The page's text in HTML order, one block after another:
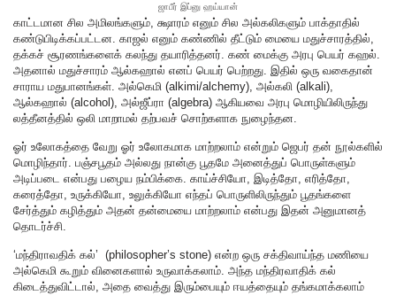
ஜாபீர் இப்னு ஹய்யான்
காட்டமான சில அமிலங்களும், க்ஷாரம் எனும் சில அல்கலிகளும் பாக்தாதில்
கண்டுபிடிக்கப்பட்டன. காஜல் எனும் கண்ணில் தீட்டும் மையை மதுச்சாரத்தில்,
தக்கச் சூரணங்களைக் கலந்து தயாரித்தனர். கண் மைக்கு அரபு பெயர் கஹல்.
அதனால் மதுச்சாரம் ஆல்கஹால் எனப் பெயர் பெற்றது. இதில் ஒரு வகைதான்
சாராய மதுபானங்கள். அல்கெமி (alkimi/alchemy), அல்கலி (alkali),
ஆல்கஹால் (alcohol), அல்ஜீப்ரா (algebra) ஆகியவை அரபு மொழியிலிருந்து
லத்தீனத்தில் ஒலி மாறாமல் தற்பவச் சொற்களாக நுழைந்தன.
ஓர் உலோகத்தை வேறு ஓர் உலோகமாக மாற்றலாம் என்றும் ஜெபர் தன் நூல்களில்
மொழிந்தார். பஞ்சபூதம் அல்லது நான்கு பூதமே அனைத்துப் பொருள்களும்
அடிப்படை என்பது பழைய நம்பிக்கை. காய்ச்சியோ, இடித்தோ, எரித்தோ,
கரைத்தோ, உருக்கியோ, உலுக்கியோ எந்தப் பொருளிலிருந்தும் பூதங்களை
சேர்த்தும் கழித்தும் அதன் தன்மையை மாற்றலாம் என்பது இதன் அனுமானத்
தொடர்ச்சி.
‘மந்திராவதிக் கல்’ (philosopher’s stone) என்ற ஒரு சக்திவாய்ந்த மணியை
அல்கெமி கூறும் வினைகளால் உருவாக்கலாம். அந்த மந்திரவாதிக் கல்
கிடைத்துவிட்டால், அதை வைத்து இரும்பையும் ஈயத்தையும் தங்கமாக்கலாம்